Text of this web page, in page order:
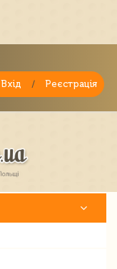
Вхід / Реєстрація